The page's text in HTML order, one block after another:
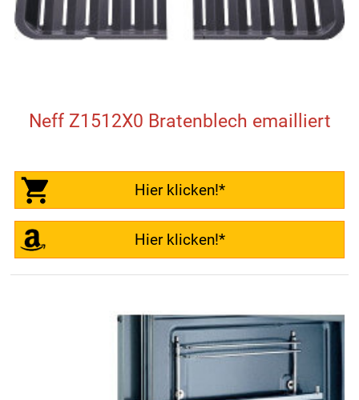
Neff Z1512X0 Bratenblech emailliert
Hier klicken!*
Hier klicken!*